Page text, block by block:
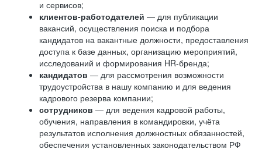
и сервисов;
клиентов-работодателей — для публикации
вакансий, осуществления поиска и подбора
кандидатов на вакантные должности, предоставления
доступа к базе данных, организацию мероприятий,
исследований и формирования HR-бренда;
кандидатов — для рассмотрения возможности
трудоустройства в нашу компанию и для ведения
кадрового резерва компании;
сотрудников — для ведения кадровой работы,
обучения, направления в командировки, учёта
результатов исполнения должностных обязанностей,
обеспечения установленных законодательством РФ